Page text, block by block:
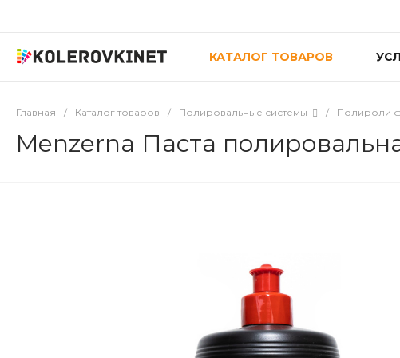
КАТАЛОГ ТОВАРОВ
Главная / Каталог товаров / Полировальные системы / Полироли
Menzerna Паста